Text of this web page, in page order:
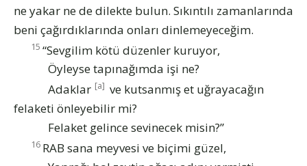
ne yakar ne de dilekte bulun. Sıkıntılı zamanlarında
beni çağırdıklarında onları dinlemeyeceğim.
15 “Sevgilim kötü düzenler kuruyor,
Öyleyse tapınağımda işi ne?
Adaklar [a] ve kutsanmış et uğrayacağın
felaketi önleyebilir mi?
Felaket gelince sevinecek misin?”
16 RAB sana meyvesi ve biçimi güzel,